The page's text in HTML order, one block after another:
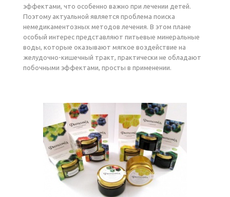
эффектами, что особенно важно при лечении детей.
Поэтому актуальной является проблема поиска
немедикаментозных методов лечения. В этом плане
особый интерес представляют питьевые минеральные
воды, которые оказывают мягкое воздействие на
желудочно-кишечный тракт, практически не обладают
побочными эффектами, просты в применении.